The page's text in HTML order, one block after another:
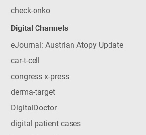
check-onko
Digital Channels
eJournal: Austrian Atopy Update
car-t-cell
congress x-press
derma-target
DigitalDoctor
digital patient cases